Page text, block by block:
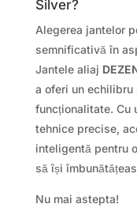
Silver?
Alegerea jantelor
semnificativă în
Jantele aliaj
a oferi un
funcționalitate. Cu
tehnice precise,
inteligentă pentru
să își
Nu mai astepta!